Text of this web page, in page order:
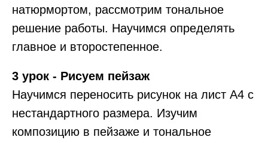
натюрмортом, рассмотрим тональное
решение работы. Научимся определять
главное и второстепенное.
3 урок - Рисуем пейзаж
Научимся переносить рисунок на лист А4 с
нестандартного размера. Изучим
композицию в пейзаже и тональное